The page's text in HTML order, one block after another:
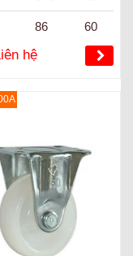
86 60
hệ